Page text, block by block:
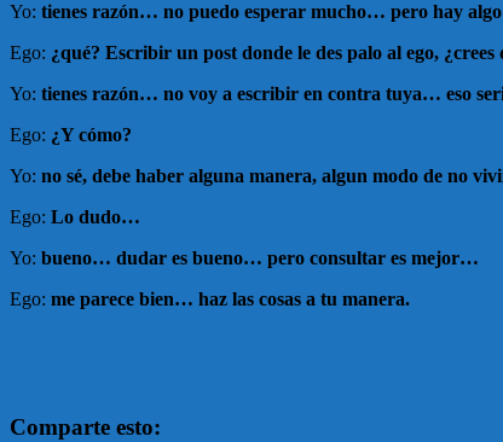
Yo: tienes razón… no puedo esperar mucho… pero hay
Ego: ¿qué? Escribir un post donde le des palo al ego, ¿crees
Yo: tienes razón… no voy a escribir en contra tuya… eso
Ego: ¿Y cómo?
Yo: no sé, debe haber alguna manera, algun modo de no
Ego: Lo dudo…
Yo: bueno… dudar es bueno… pero consultar es mejor…
Ego: me parece bien… haz las cosas a tu manera.
Comparte esto: